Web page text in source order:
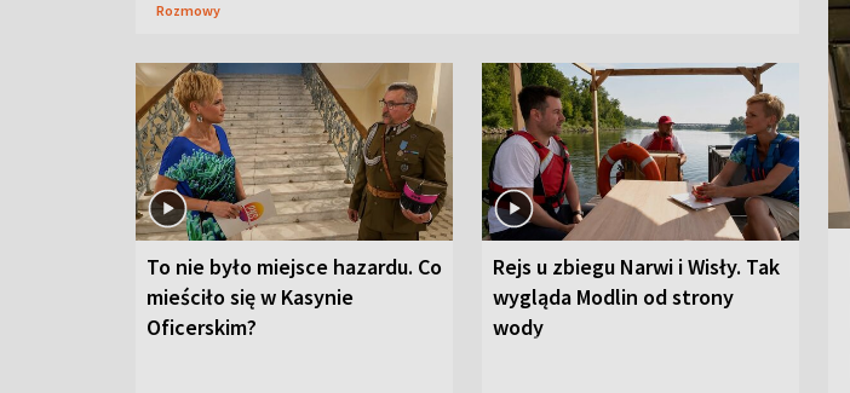
Rozmowy
To nie było miejsce hazardu. Co
mieściło się w Kasynie
Oficerskim?
Rejs u zbiegu Narwi i Wisły. Tak
wygląda Modlin od strony
wody